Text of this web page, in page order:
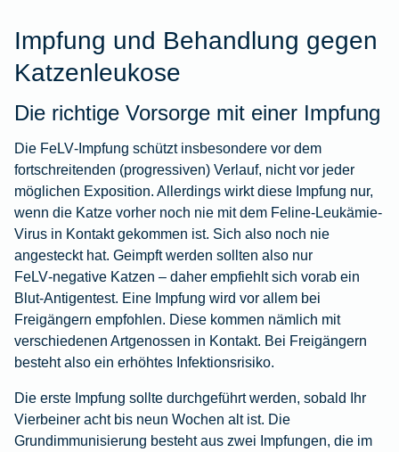
Impfung und Behandlung gegen
Katzenleukose
Die richtige Vorsorge mit einer Impfung
Die FeLV‑Impfung schützt insbesondere vor dem
fortschreitenden (progressiven) Verlauf, nicht vor jeder
möglichen Exposition. Allerdings wirkt diese Impfung nur,
wenn die Katze vorher noch nie mit dem Feline-Leukämie-
Virus in Kontakt gekommen ist. Sich also noch nie
angesteckt hat. Geimpft werden sollten also nur
FeLV‑negative Katzen – daher empfiehlt sich vorab ein
Blut‑Antigentest. Eine Impfung wird vor allem bei
Freigängern empfohlen. Diese kommen nämlich mit
verschiedenen Artgenossen in Kontakt. Bei Freigängern
besteht also ein erhöhtes Infektionsrisiko.
Die erste Impfung sollte durchgeführt werden, sobald Ihr
Vierbeiner acht bis neun Wochen alt ist. Die
Grundimmunisierung besteht aus zwei Impfungen, die im